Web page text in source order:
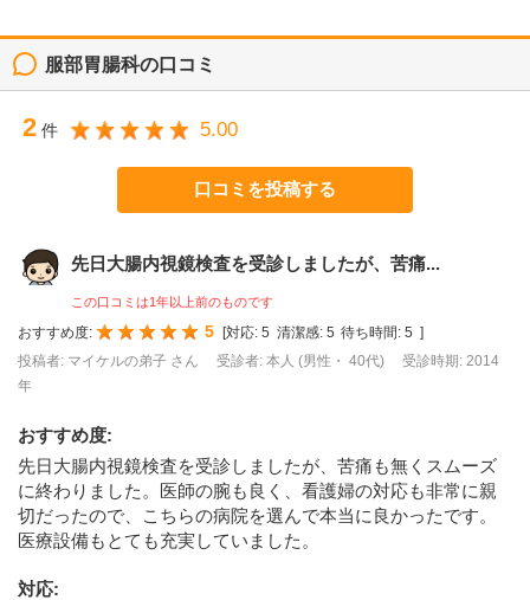
服部胃腸科の口コミ
2 件 5.00
口コミを投稿する
先日大腸内視鏡検査を受診しましたが、苦痛...
この口コミは1年以上前のものです
おすすめ度: 5 [対応: 5 清潔感: 5 待ち時間: 5 ]
投稿者: マイケルの弟子 さん
受診者: 本人 (男性・ 40代)
受診時期: 2014
年
おすすめ度:
先日大腸内視鏡検査を受診しましたが、苦痛も無くスムーズ
に終わりました。医師の腕も良く、看護婦の対応も非常に親
切だったので、こちらの病院を選んで本当に良かったです。
医療設備もとても充実していました。
対応: